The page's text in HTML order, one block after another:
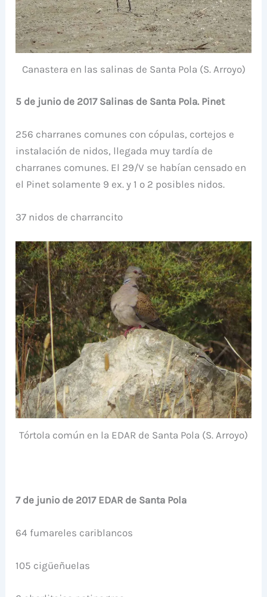
Canastera en las salinas de Santa Pola (S. Arroyo)
5 de junio de 2017 Salinas de Santa Pola. Pinet
256 charranes comunes con cópulas, cortejos e
instalación de nidos, llegada muy tardía de
charranes comunes. El 29/V se habían censado en
el Pinet solamente 9 ex. y 1 o 2 posibles nidos.
37 nidos de charrancito
Tórtola común en la EDAR de Santa Pola (S. Arroyo)
7 de junio de 2017 EDAR de Santa Pola
64 fumareles cariblancos
105 cigüeñuelas